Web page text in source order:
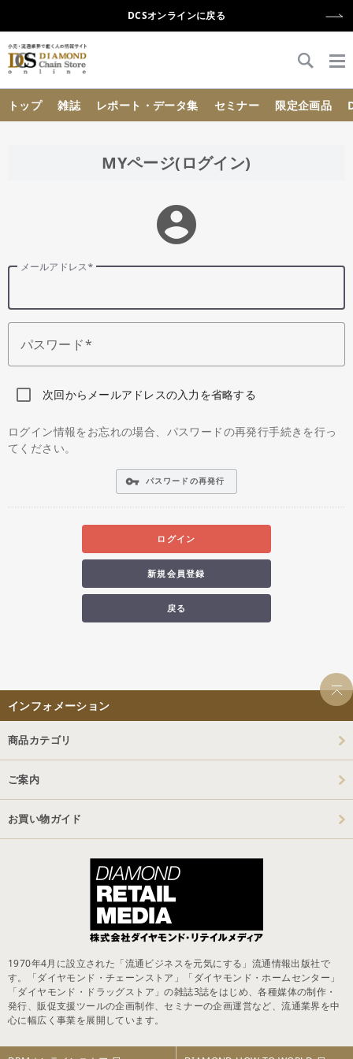
DCSオンラインに戻る
トップ 雑誌 レポート・データ集 セミナー 限定企画品
MYページ(ログイン)
account_circle
メールアドレス
パスワード
次回からメールアドレスの入力を省略する
ログイン情報をお忘れの場合、パスワードの再発行手続きを行っ
てください。
vpn_key パスワードの再発行
ログイン
新規会員登録
戻る
インフォメーション
商品カテゴリ
ご案内
お買い物ガイド
1970年4月に設立された「流通ビジネスを元気にする」流通情報出版社で
す。「ダイヤモンド・チェーンストア」「ダイヤモンド・ホームセンター」
「ダイヤモンド・ドラッグストア」の雑誌3誌をはじめ、各種媒体の制作・
発行、販促支援ツールの企画制作、セミナーの企画運営など、流通業界を中
心に幅広く事業を展開しています。